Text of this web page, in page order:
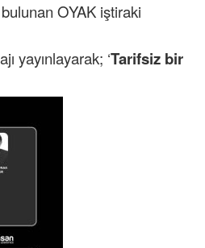
OYAK iştiraki
yayınlayarak; ‘Tarifsiz bir